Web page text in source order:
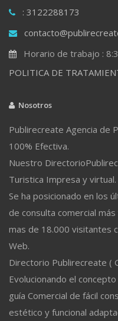
: 3122288173
Horario de trabajo :
POLITICA DE
Nosotros
Publirecreate Agencia de
100% Efectiva.
Nuestro
Turistica Impresa y virtual.
Se ha posicionado en los
de consulta comercial
mas de 18.000 visitantes
Web.
Directorio Publirecreate (
Evolucionando el
guía Comercial de fácil
estético y funcional